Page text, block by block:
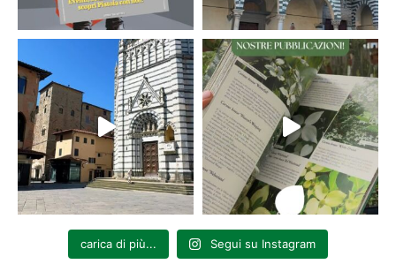
carica di più... Segui su Instagram